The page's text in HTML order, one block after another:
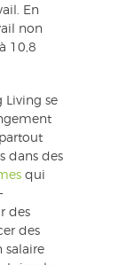
En
non
10,8
Living se
dans des
qui
des
des
salaire